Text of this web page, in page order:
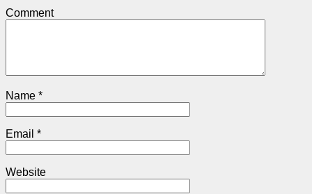
Comment
Name *
Email *
Website